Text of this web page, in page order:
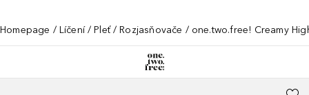
Homepage Líčení Pleť Rozjasňovače one.two.free! Creamy